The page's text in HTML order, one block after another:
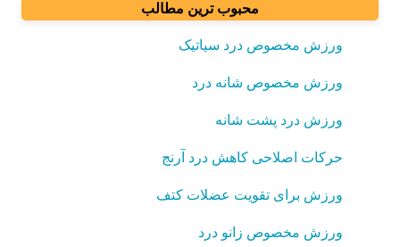
محبوب ترین مطالب
ورزش مخصوص درد سیاتیک
ورزش مخصوص شانه درد
ورزش درد پشت شانه
حرکات اصلاحی کاهش درد آرنج
ورزش برای تقویت عضلات کتف
ورزش مخصوص زانو درد